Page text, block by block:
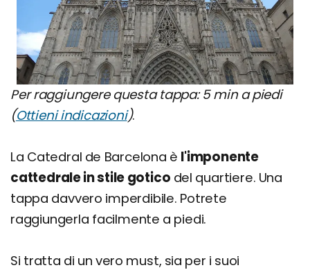
Per raggiungere questa tappa: 5 min a piedi
(Ottieni indicazioni).
La Catedral de Barcelona è l'imponente
cattedrale in stile gotico del quartiere. Una
tappa davvero imperdibile. Potrete
raggiungerla facilmente a piedi.
Si tratta di un vero must, sia per i suoi